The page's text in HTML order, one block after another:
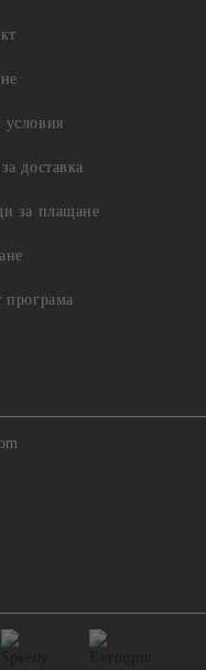
доставка
за плащане
програма